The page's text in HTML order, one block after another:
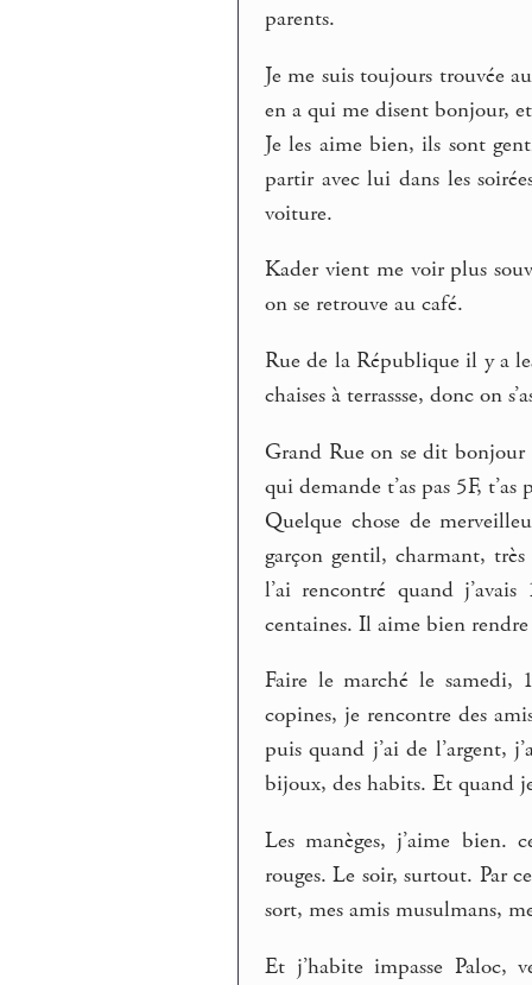
parents.
Je me suis toujours trouvée
en a qui me disent bonjour,
Je les aime bien, ils sont
partir avec lui dans les
voiture.
Kader vient me voir plus
on se retrouve au café.
Rue de la République il y a
chaises à terrassse, donc on
Grand Rue on se dit
qui demande t’as pas 5F, t’as
Quelque chose de
garçon gentil, charmant,
l’ai rencontré quand
centaines. Il aime bien
Faire le marché le samedi,
copines, je rencontre des
puis quand j’ai de l’argent,
bijoux, des habits. Et quand
Les manèges, j’aime bien.
rouges. Le soir, surtout. Par
sort, mes amis musulmans,
Et j’habite impasse Paloc,